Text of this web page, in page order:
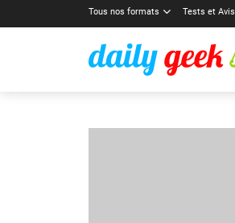
Tous nos formats Tests et Avis